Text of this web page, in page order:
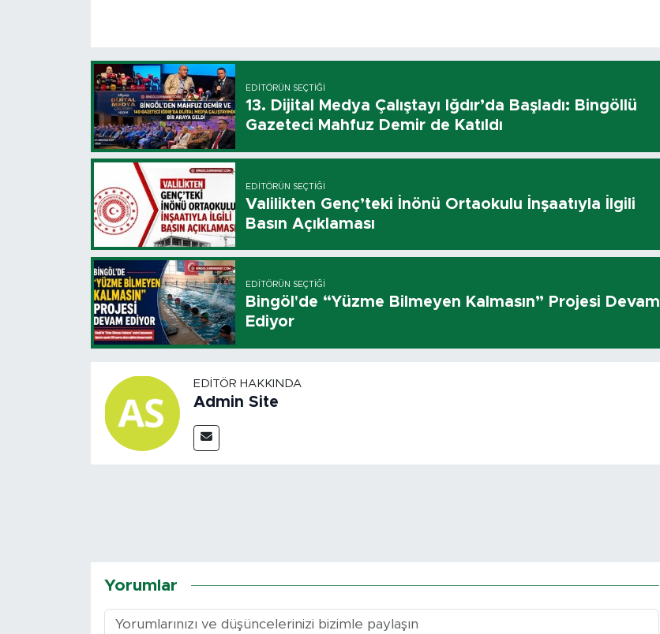
EDITÖRÜN SEÇTIĞI
13. Dijital Medya Çalıştayı Iğdır’da Başladı: Bingöllü
Gazeteci Mahfuz Demir de Katıldı
EDITÖRÜN SEÇTIĞI
Valilikten Genç’teki İnönü Ortaokulu İnşaatıyla İlgili
Basın Açıklaması
EDITÖRÜN SEÇTIĞI
Bingöl'de “Yüzme Bilmeyen Kalmasın” Projesi Devam
Ediyor
EDITÖR HAKKINDA
Admin Site
Yorumlar